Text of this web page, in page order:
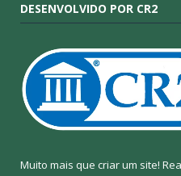
DESENVOLVIDO POR CR2
Muito mais que criar um site!